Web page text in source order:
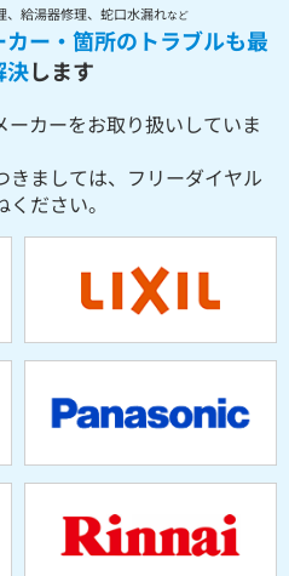
、給湯器修理、蛇口水漏れなど
カー・箇所のトラブルも最
決します
カーをお取り扱いしていま
ましては、フリーダイヤル
ださい。